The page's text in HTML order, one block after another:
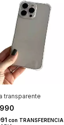
transparente
con TRANSFERENCIA